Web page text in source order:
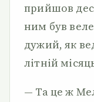
прийшов
ним був
дужий, як
літній
— Та це ж